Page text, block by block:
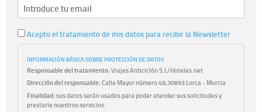
Acepto el tratamiento de mis datos para recibir la Newsletter
INFORMACIÓN BÁSICA SOBRE PROTECCIÓN DE DATOS
Responsable del tratamiento:Viajes Anticiclón S.L/Hoteles.net
Dirección del responsable:Calle Mayor número 46,30893 Lorca - Murcia
Finalidad:sus datos serán usados para poder atender sus solicitudes y
prestarle nuestros servicios.